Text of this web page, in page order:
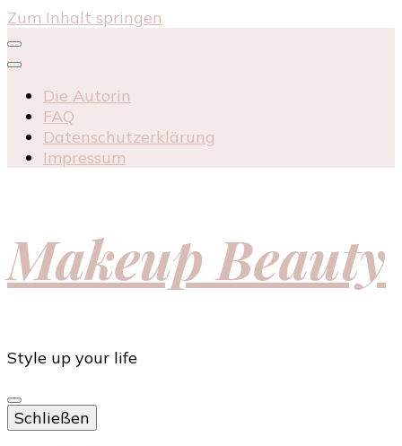
Zum Inhalt springen
Die Autorin
FAQ
Datenschutzerklärung
Impressum
Makeup Beauty
Style up your life
Schließen